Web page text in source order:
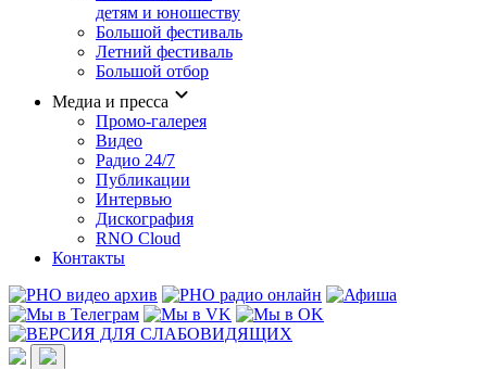
детям и юношеству
Большой фестиваль
Летний фестиваль
Большой отбор
Медиа и пресса
Промо-галерея
Видео
Радио 24/7
Публикации
Интервью
Дискография
RNO Cloud
Контакты